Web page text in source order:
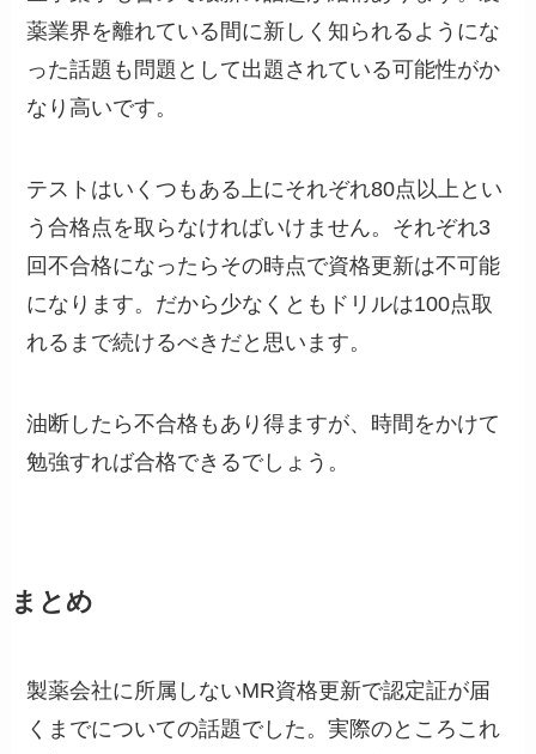
薬業界を離れている間に新しく知られるようにな
った話題も問題として出題されている可能性がか
なり高いです。
テストはいくつもある上にそれぞれ80点以上とい
う合格点を取らなければいけません。それぞれ3
回不合格になったらその時点で資格更新は不可能
になります。だから少なくともドリルは100点取
れるまで続けるべきだと思います。
油断したら不合格もあり得ますが、時間をかけて
勉強すれば合格できるでしょう。
まとめ
製薬会社に所属しないMR資格更新で認定証が届
くまでについての話題でした。実際のところこれ